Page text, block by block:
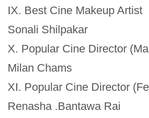
IX. Best Cine Makeup Artist
Sonali Shilpakar
X. Popular Cine Director
Milan Chams
XI. Popular Cine Director
Renasha .Bantawa Rai